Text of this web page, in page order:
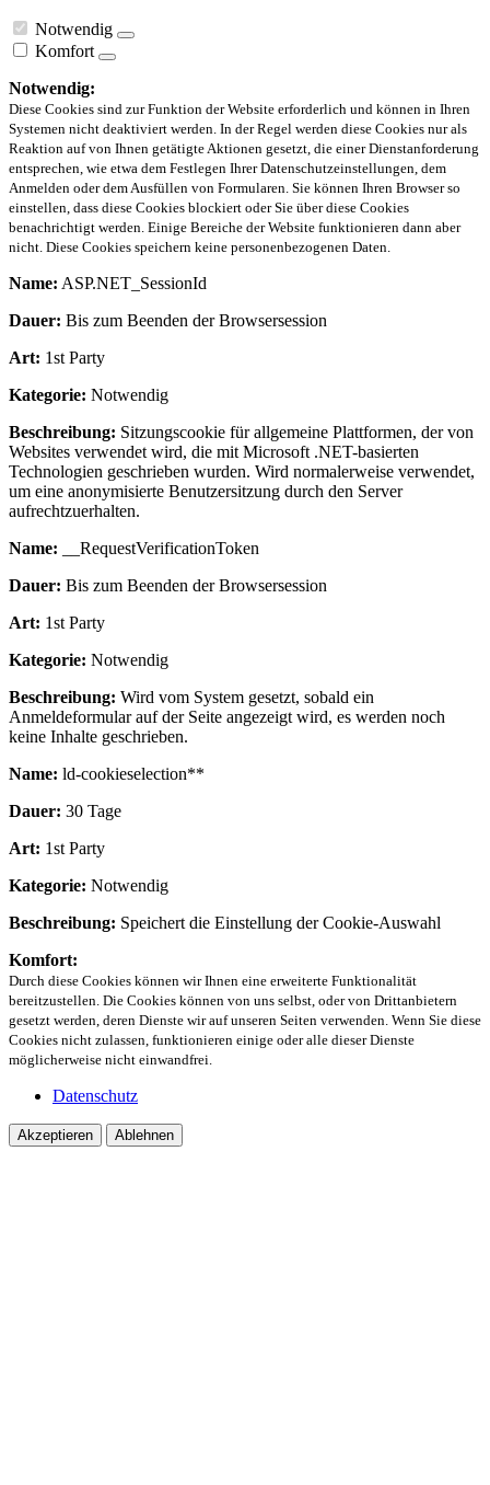
Notwendig
Komfort
Notwendig:
Diese Cookies sind zur Funktion der Website erforderlich und können in Ihren
Systemen nicht deaktiviert werden. In der Regel werden diese Cookies nur als
Reaktion auf von Ihnen getätigte Aktionen gesetzt, die einer Dienstanforderung
entsprechen, wie etwa dem Festlegen Ihrer Datenschutzeinstellungen, dem
Anmelden oder dem Ausfüllen von Formularen. Sie können Ihren Browser so
einstellen, dass diese Cookies blockiert oder Sie über diese Cookies
benachrichtigt werden. Einige Bereiche der Website funktionieren dann aber
nicht. Diese Cookies speichern keine personenbezogenen Daten.
Name: ASP.NET_SessionId
Dauer: Bis zum Beenden der Browsersession
Art: 1st Party
Kategorie: Notwendig
Beschreibung: Sitzungscookie für allgemeine Plattformen, der von
Websites verwendet wird, die mit Microsoft .NET-basierten
Technologien geschrieben wurden. Wird normalerweise verwendet,
um eine anonymisierte Benutzersitzung durch den Server
aufrechtzuerhalten.
Name: __RequestVerificationToken
Dauer: Bis zum Beenden der Browsersession
Art: 1st Party
Kategorie: Notwendig
Beschreibung: Wird vom System gesetzt, sobald ein
Anmeldeformular auf der Seite angezeigt wird, es werden noch
keine Inhalte geschrieben.
Name: ld-cookieselection**
Dauer: 30 Tage
Art: 1st Party
Kategorie: Notwendig
Beschreibung: Speichert die Einstellung der Cookie-Auswahl
Komfort:
Durch diese Cookies können wir Ihnen eine erweiterte Funktionalität
bereitzustellen. Die Cookies können von uns selbst, oder von Drittanbietern
gesetzt werden, deren Dienste wir auf unseren Seiten verwenden. Wenn Sie diese
Cookies nicht zulassen, funktionieren einige oder alle dieser Dienste
möglicherweise nicht einwandfrei.
Datenschutz
Akzeptieren Ablehnen